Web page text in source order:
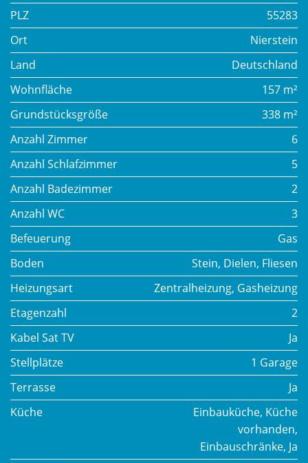
PLZ
55283
Ort
Nierstein
Land
Deutschland
Wohnfläche
157 m²
Grundstücksgröße
338 m²
Anzahl Zimmer
6
Anzahl Schlafzimmer
5
Anzahl Badezimmer
2
Anzahl WC
3
Befeuerung
Gas
Boden
Stein, Dielen, Fliesen
Heizungsart
Zentralheizung, Gasheizung
Etagenzahl
2
Kabel Sat TV
Ja
Stellplätze
1 Garage
Terrasse
Ja
Küche
Einbauküche, Küche
vorhanden,
Einbauschränke, Ja